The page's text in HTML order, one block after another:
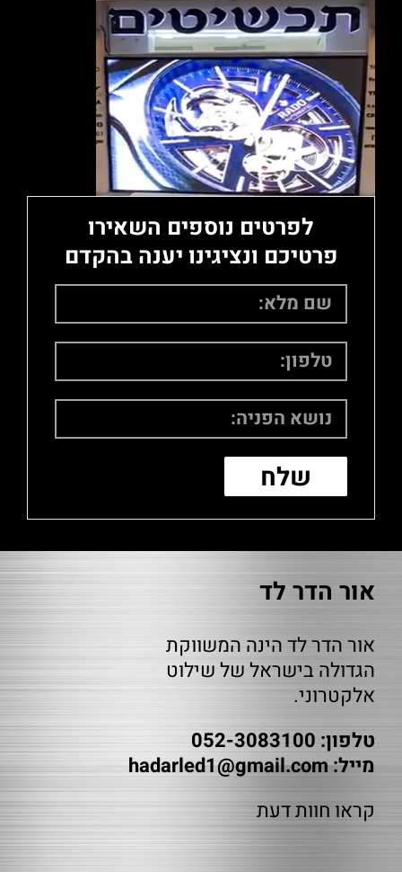
לפרטים נוספים השאירו
פרטיכם ונציגינו יענה בהקדם
אור הדר לד
אור הדר לד הינה המשווקת
הגדולה בישראל של שילוט
אלקטרוני.
טלפון: 052-3083100
מייל:hadarled1@gmail.com
קראו חוות דעת